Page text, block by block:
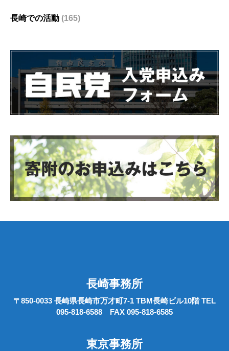
長崎での活動 (165)
長崎事務所
〒850-0033 長崎県長崎市万才町7-1 TBM長崎ビル10階 TEL
095-818-6588 FAX 095-818-6585
東京事務所